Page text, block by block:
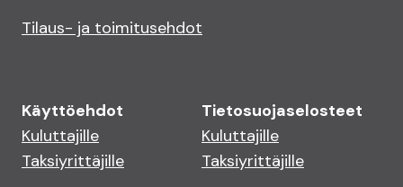
Tilaus- ja toimitusehdot
Käyttöehdot
Kuluttajille
Taksiyrittäjille
Tietosuojaselosteet
Kuluttajille
Taksiyrittäjille